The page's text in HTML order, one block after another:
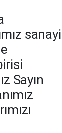
sanayi
Sayın